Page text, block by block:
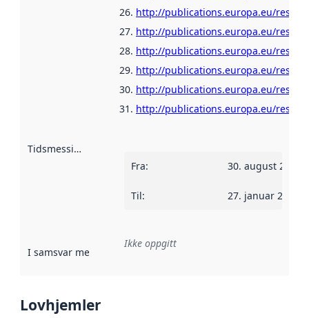
http://publications.europa.eu/
http://publications.europa.eu/
http://publications.europa.eu/
http://publications.europa.eu/
http://publications.europa.eu/
http://publications.europa.eu/
Tidsmessig avgrensning
Fra: 30. august 2018
Til: 27. januar 2020
I samsvar med Referanse til en implementasjonsregel
Ikke oppgitt
Lovhjemler